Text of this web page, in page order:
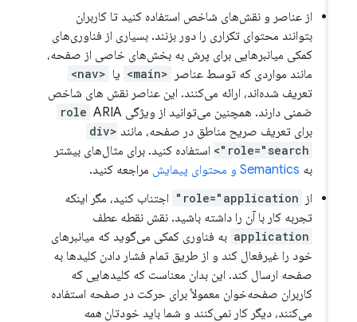
از عناصر و نقش‌های شاخص استفاده کنید تا کاربران
بتوانند محتوای تکراری را دور بزنند. بسیاری از فناوری‌های
کمکی میانبرهایی برای پرش به بخش‌های خاصی از صفحه،
مانند مواردی که توسط عناصر <main> یا <nav>
تعریف شده‌اند، ارائه می‌کنند. این عناصر نقش های شاخص
ضمنی دارند. همچنین می‌توانید از ویژگی
role ARIA
برای تعریف صریح مناطق در صفحه، مانند <div
role="search">
استفاده کنید. برای مثال‌های بیشتر
Semantics و محتوای پیمایش
مراجعه کنید.
از
role="application"
اجتناب کنید، مگر اینکه
تجربه کار با آن را داشته باشید. نقش نقطه عطف
application به فناوری کمکی می‌گوید که میانبرهای
خود را غیرفعال کند و از طریق تمام فشار دادن کلیدها به
صفحه ارسال کند. این بدان معناست که کلیدهایی که
کاربران صفحه‌خوان معمولاً برای حرکت در صفحه استفاده
می‌کنند، دیگر کار نمی‌کنند و شما باید خودتانهمه